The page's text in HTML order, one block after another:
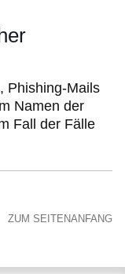
Phishing-Mails
Namen der
Fall der Fälle
ZUM SEITENANFANG